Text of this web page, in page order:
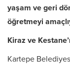
yaşam ve geri
öğretmeyi
Kiraz ve
Kartepe